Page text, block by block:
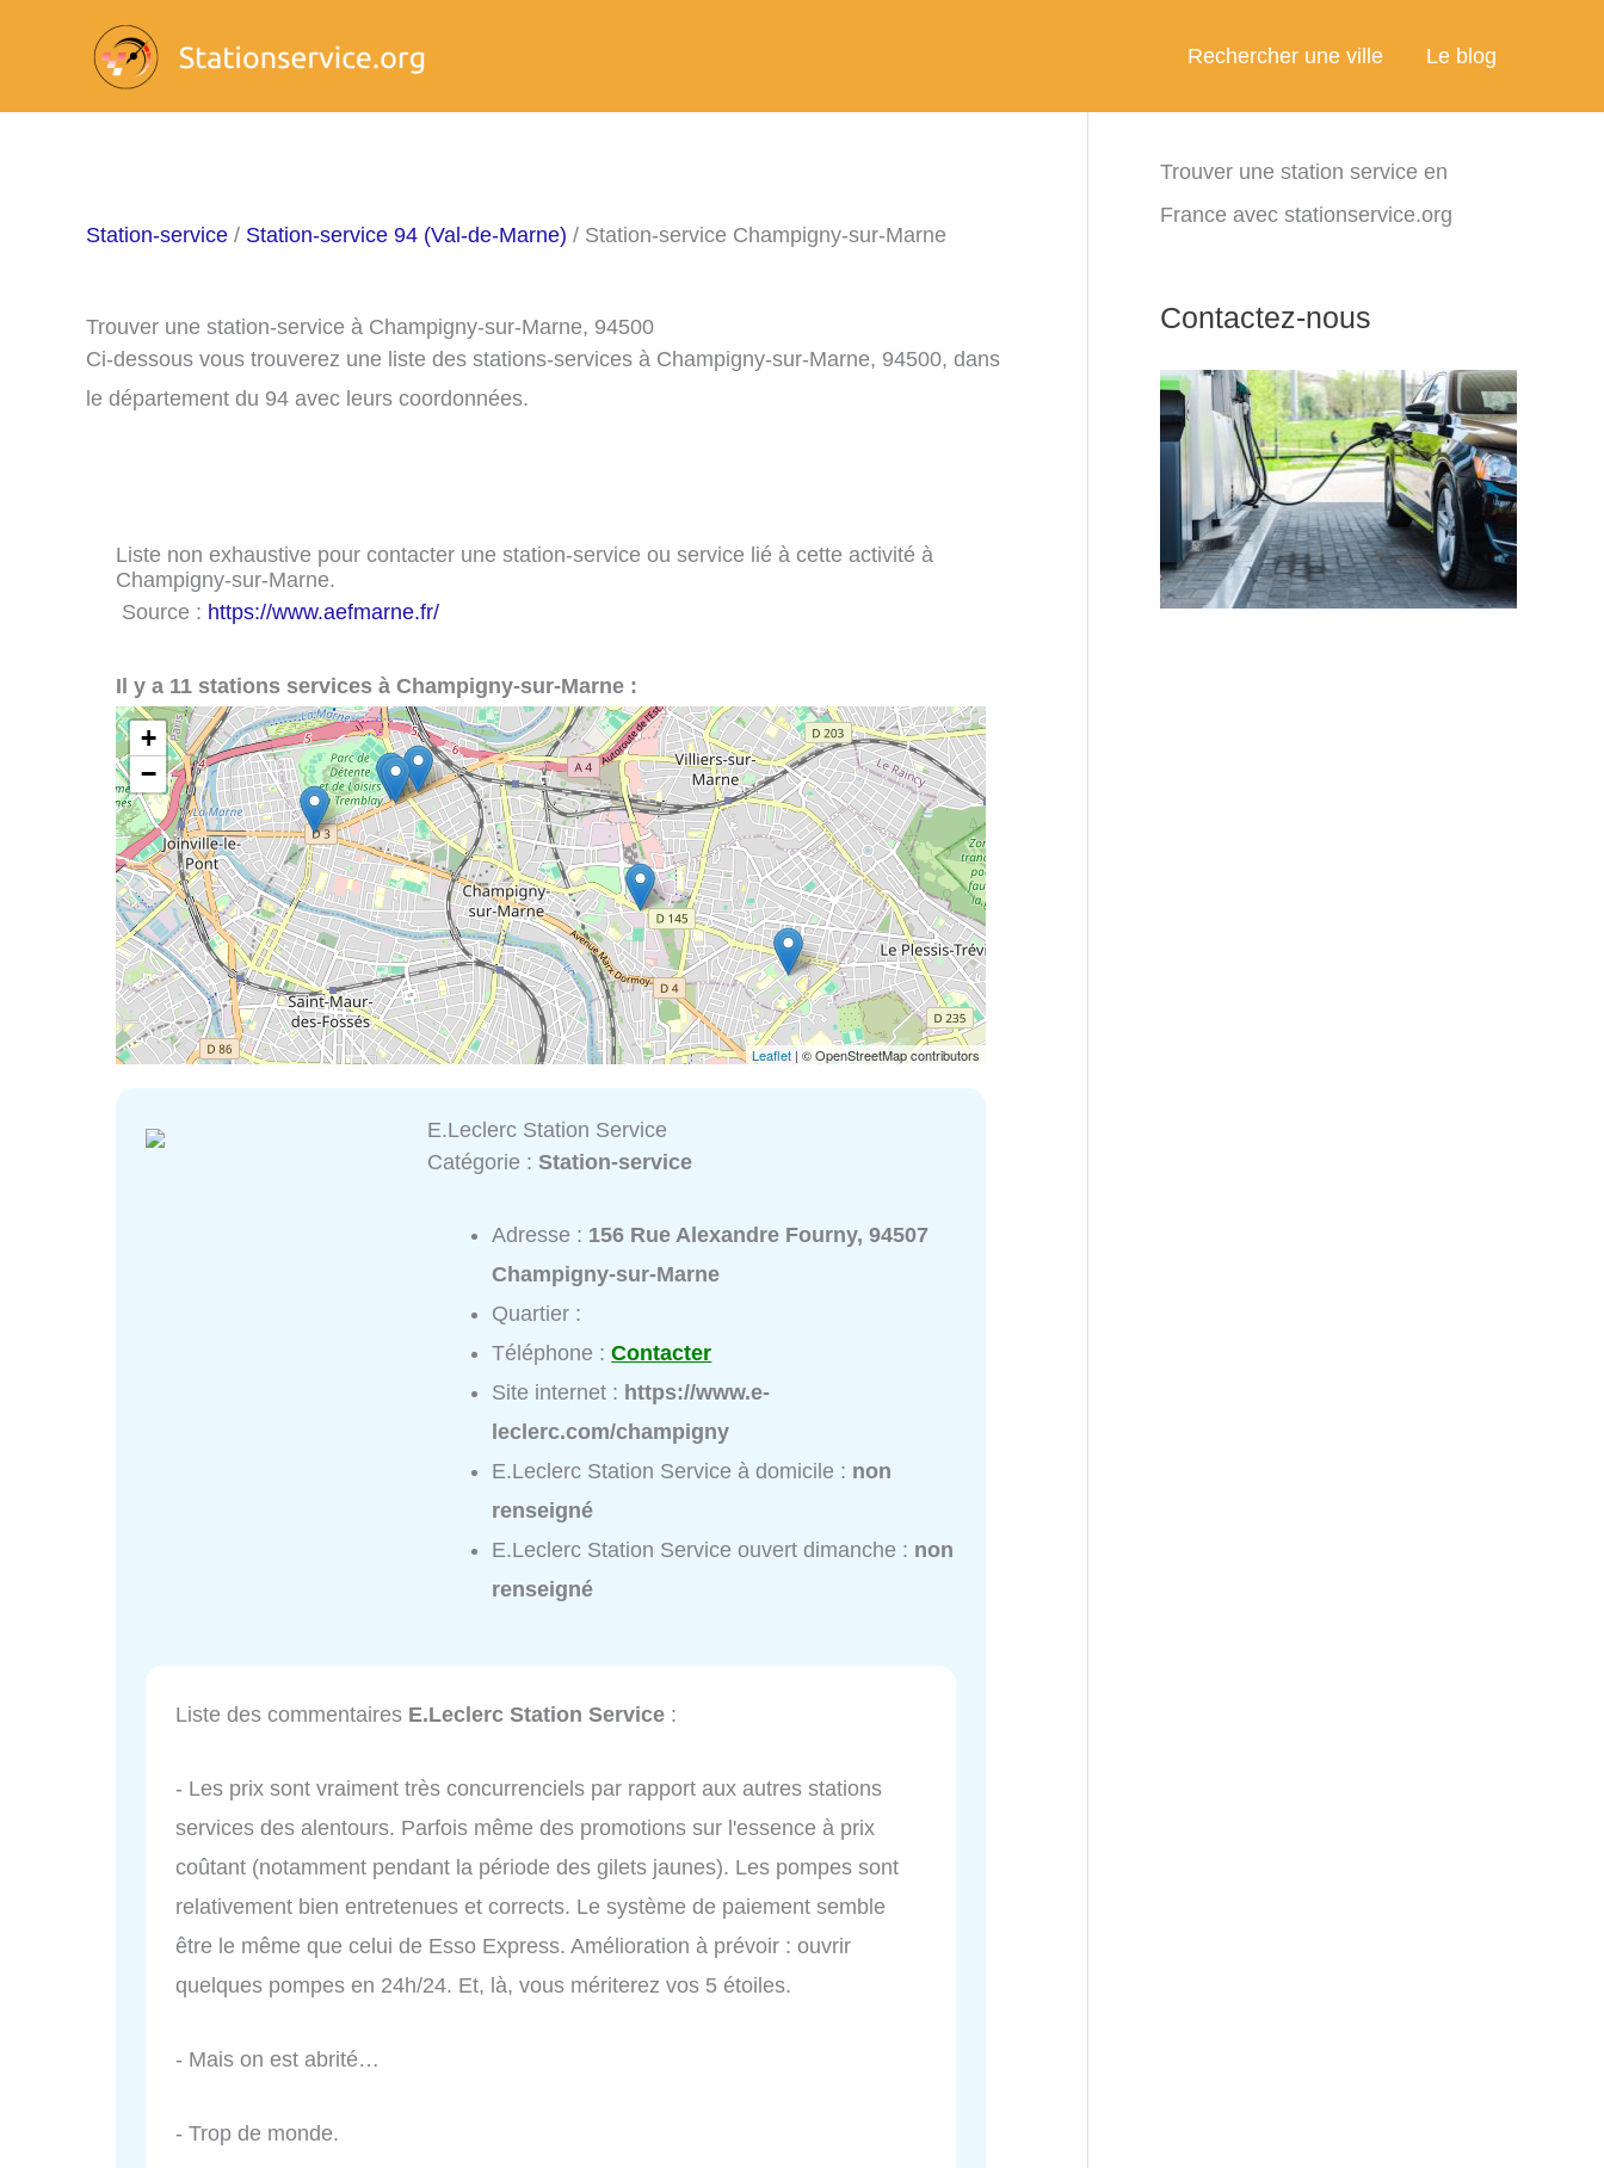
Rechercher une ville Le blog
Station-service / Station-service 94 (Val-de-Marne) / Station-service Champigny-sur-Marne
Trouver une station-service à Champigny-sur-Marne, 94500
Ci-dessous vous trouverez une liste des stations-services à Champigny-sur-Marne, 94500, dans
le département du 94 avec leurs coordonnées.
Liste non exhaustive pour contacter une station-service ou service lié à cette activité à
Champigny-sur-Marne.
Source : https://www.aefmarne.fr/
Il y a 11 stations services à Champigny-sur-Marne :
+
−
Leaflet | © OpenStreetMap contributors
E.Leclerc Station Service
Catégorie :Station-service
Adresse : 156 Rue Alexandre Fourny, 94507
Champigny-sur-Marne
Quartier :
Téléphone :Contacter
Site internet : https://www.e-
leclerc.com/champigny
E.Leclerc Station Service à domicile : non
renseigné
E.Leclerc Station Service ouvert dimanche : non
renseigné
Liste des commentaires E.Leclerc Station Service :
- Les prix sont vraiment très concurrenciels par rapport aux autres stations
services des alentours. Parfois même des promotions sur l'essence à prix
coûtant (notamment pendant la période des gilets jaunes). Les pompes sont
relativement bien entretenues et corrects. Le système de paiement semble
être le même que celui de Esso Express. Amélioration à prévoir : ouvrir
quelques pompes en 24h/24. Et, là, vous mériterez vos 5 étoiles.
- Mais on est abrité…
- Trop de monde.
Trouver une station service en
France avec stationservice.org
Contactez-nous